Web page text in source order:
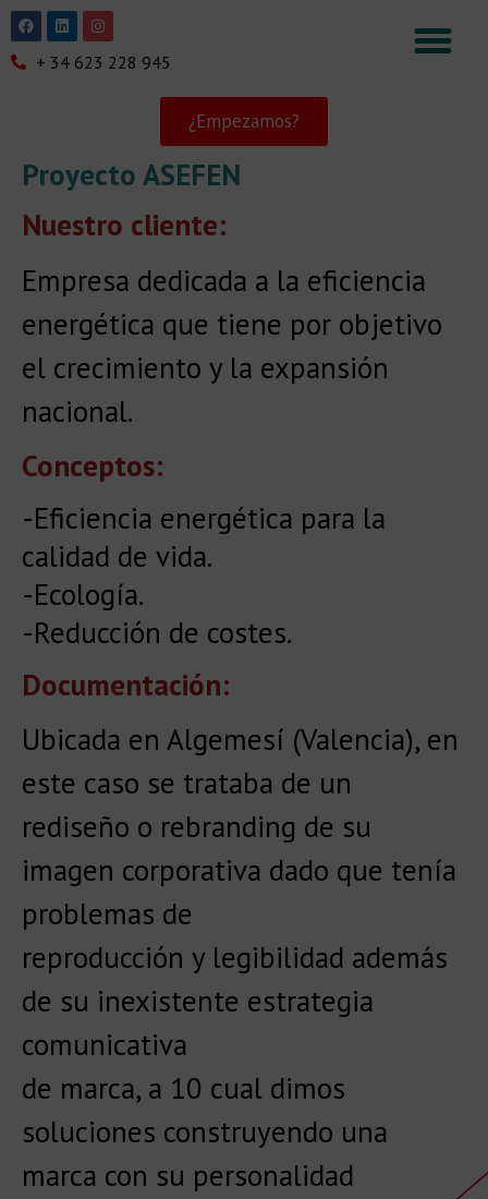
+ 34 623 228 945
¿Empezamos?
Proyecto ASEFEN
Nuestro cliente:
Empresa dedicada a la eficiencia
energética que tiene por objetivo
el crecimiento y la expansión
nacional.
Conceptos:
-Eficiencia energética para la
calidad de vida.
-Ecología.
-Reducción de costes.
Documentación:
Ubicada en Algemesí (Valencia), en
este caso se trataba de un
rediseño o rebranding de su
imagen corporativa dado que tenía
problemas de
reproducción y legibilidad además
de su inexistente estrategia
comunicativa
de marca, a 10 cual dimos
soluciones construyendo una
marca con su personalidad